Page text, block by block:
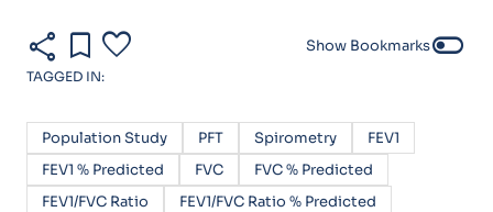
share bookmark favorite Show Bookmarkstoggle_off
TAGGED IN:
Population Study PFT Spirometry
FEV1
FEV1 % Predicted
FVC
FVC % Predicted
FEV1/FVC Ratio
FEV1/FVC Ratio % Predicted